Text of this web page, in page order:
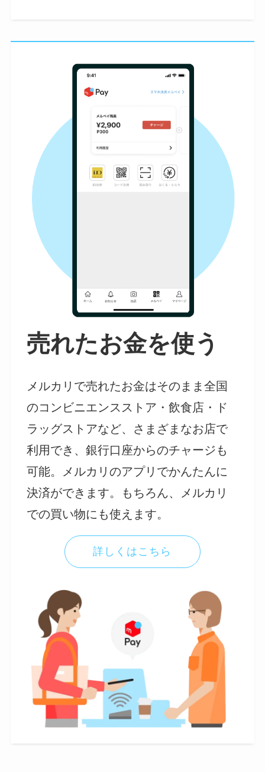
売れたお金を使う
メルカリで売れたお金はそのまま全国
のコンビニエンスストア・飲食店・ド
ラッグストアなど、さまざまなお店で
利用でき、銀行口座からのチャージも
可能。メルカリのアプリでかんたんに
決済ができます。もちろん、メルカリ
での買い物にも使えます。
詳しくはこちら